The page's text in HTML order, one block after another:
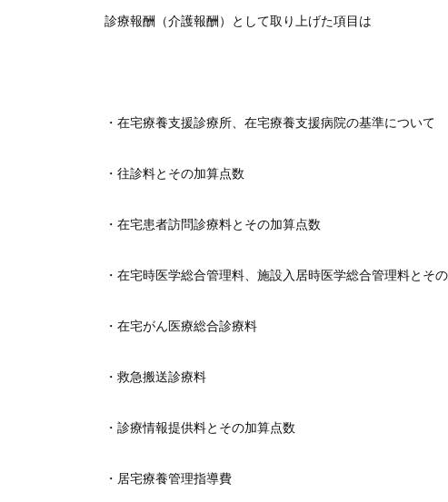
診療報酬（介護報酬）として取り上げた項目は
・在宅療養支援診療所、在宅療養支援病院の基準について
・往診料とその加算点数
・在宅患者訪問診療料とその加算点数
・在宅時医学総合管理料、施設入居時医学総合管理料とそ
・在宅がん医療総合診療料
・救急搬送診療料
・診療情報提供料とその加算点数
・居宅療養管理指導費